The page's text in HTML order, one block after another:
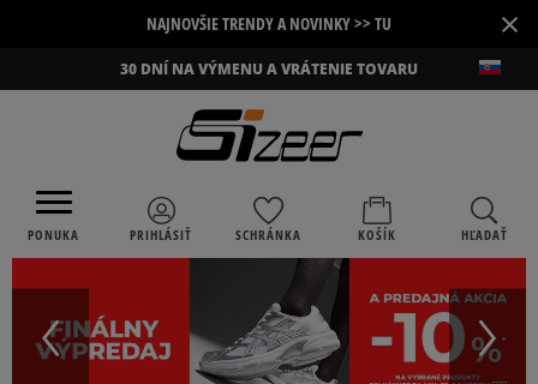
NAJNOVŠIE TRENDY A NOVINKY >> TU ×
30 DNÍ NA VÝMENU A VRÁTENIE TOVARU
PONUKA PRIHLÁSIŤ SCHRÁNKA KOŠÍK HĽADAŤ